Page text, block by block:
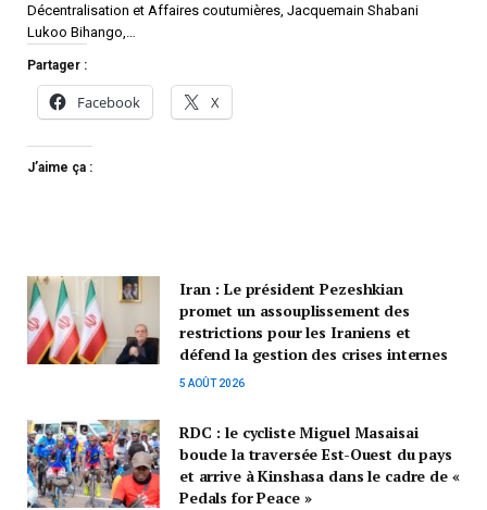
Décentralisation et Affaires coutumières, Jacquemain Shabani
Lukoo Bihango,…
Partager :
Facebook X
J’aime ça :
Iran : Le président Pezeshkian
promet un assouplissement des
restrictions pour les Iraniens et
défend la gestion des crises internes
5 AOÛT 2026
RDC : le cycliste Miguel Masaisai
boucle la traversée Est-Ouest du pays
et arrive à Kinshasa dans le cadre de «
Pedals for Peace »